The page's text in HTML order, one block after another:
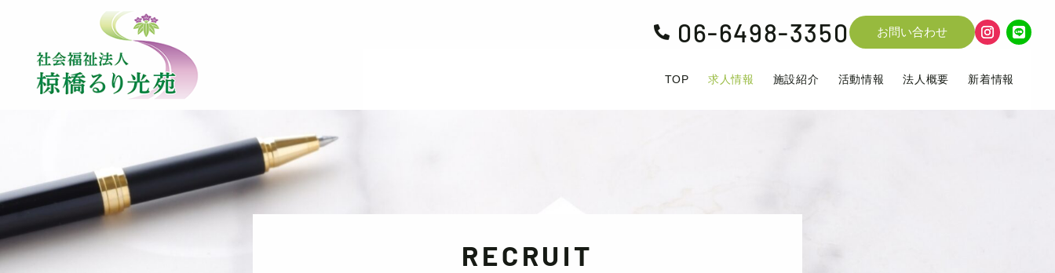
 06-6498-3350 お問い合わせ
TOP 求人情報 施設紹介 活動情報 法人概要 新着情報
RECRUIT